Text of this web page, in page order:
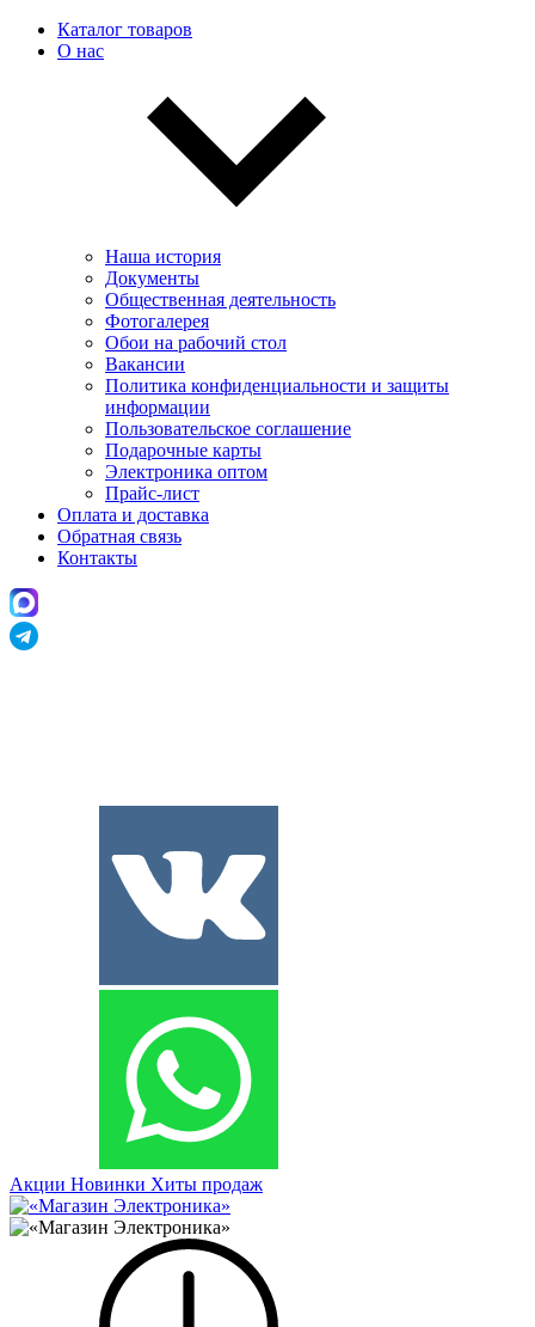
Каталог товаров
О нас
Наша история
Документы
Общественная деятельность
Фотогалерея
Обои на рабочий стол
Вакансии
Политика конфиденциальности и защиты
информации
Пользовательскоe соглашение
Подарочные карты
Электроника оптом
Прайс-лист
Оплата и доставка
Обратная связь
Контакты
Акции Новинки Хиты продаж